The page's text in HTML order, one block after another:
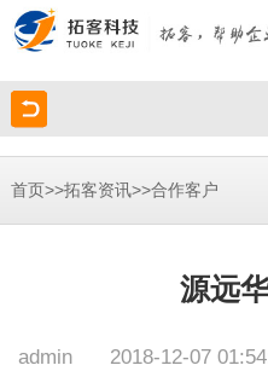
首页>>拓客资讯>>合作客户
源远
admin 2018-12-07